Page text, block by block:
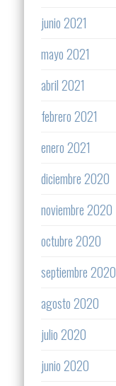
junio 2021
mayo 2021
abril 2021
febrero 2021
enero 2021
diciembre 2020
noviembre 2020
octubre 2020
septiembre 2020
agosto 2020
julio 2020
junio 2020